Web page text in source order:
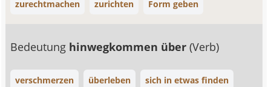
zurechtmachen zurichten Form geben
Bedeutung hinwegkommen über(Verb)
verschmerzen überleben sich in etwas finden